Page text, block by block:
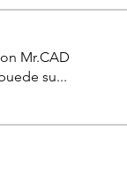
Mr.CAD
su...